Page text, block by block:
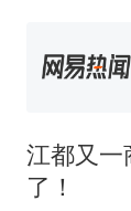
江都又一
了！